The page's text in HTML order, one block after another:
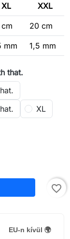
XL XXL
20 cm
mm 1,5 mm
that.
XL
favorite_border
EU-n kívül 🌍